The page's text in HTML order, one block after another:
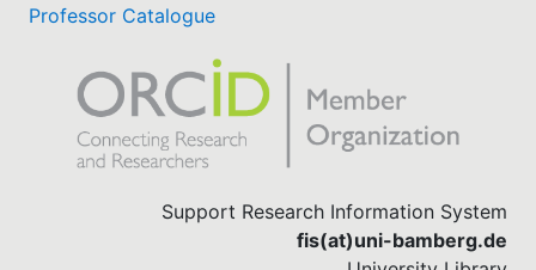
Professor Catalogue
Support Research Information System
fis(at)uni-bamberg.de